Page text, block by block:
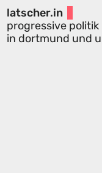
latscher.in
progressive
in dortmund und